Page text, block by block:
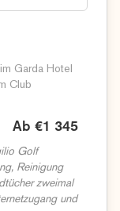
Garda Hotel
Club
Ab €1 345
Golf
Reinigung
zweimal
und